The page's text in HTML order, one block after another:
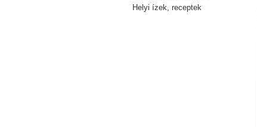
Helyi ízek, receptek